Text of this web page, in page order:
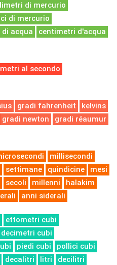
di mercurio
di mercurio
acqua
centimetri d'acqua
metri al secondo
gradi fahrenheit
kelvins
gradi newton
gradi réaumur
millisecondi
settimane quindicine
mesi
secoli millenni
halakim
anni siderali
ettometri cubi
decimetri cubi
piedi cubi
pollici cubi
decalitri litri
decilitri